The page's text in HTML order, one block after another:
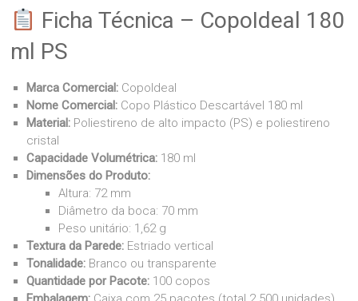
Ficha Técnica – CopoIdeal 180
ml PS
Marca Comercial: CopoIdeal
Nome Comercial: Copo Plástico Descartável 180 ml
Material: Poliestireno de alto impacto (PS) e poliestireno
cristal
Capacidade Volumétrica: 180 ml
Dimensões do Produto:
Altura: 72 mm
Diâmetro da boca: 70 mm
Peso unitário: 1,62 g
Textura da Parede: Estriado vertical
Tonalidade: Branco ou transparente
Quantidade por Pacote: 100 copos